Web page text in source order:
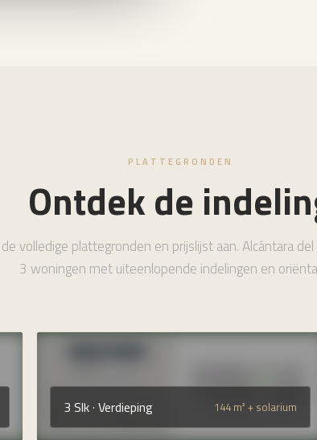
PLATTEGRONDEN
Ontdek de
volledige plattegronden en prijslijst aan. Alcántara
3 woningen met uiteenlopende indelingen en
3 Slk · Verdieping 144 m² + solarium